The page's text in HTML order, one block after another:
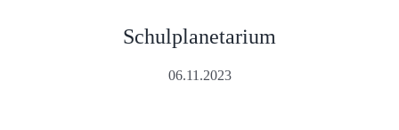
Schulplanetarium
06.11.2023